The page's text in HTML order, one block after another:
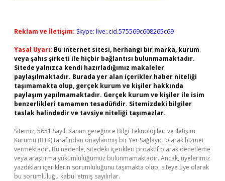
Reklam ve İletişim: Skype: live:.cid.575569c608265c69
Yasal Uyarı: Bu internet sitesi, herhangi bir marka, kurum
veya şahıs şirketi ile hiçbir bağlantısı bulunmamaktadır.
Sitede yalnızca kendi hazırladığımız makaleler
paylaşılmaktadır. Burada yer alan içerikler haber niteliği
taşımamakta olup, gerçek kurum ve kişiler hakkında
paylaşım yapılmamaktadır. Gerçek kurum ve kişiler ile isim
benzerlikleri tamamen tesadüfidir. Sitemizdeki bilgiler
taslak halindedir ve tavsiye niteliği taşımazlar.
Sitemiz, 5651 Sayılı Kanun gereğince Bilgi Teknolojileri ve İletişim
Kurumu (BTK) tarafından onaylanmış bir Yer Sağlayıcı olarak hizmet
vermektedir. Bu nedenle, sitedeki içerikleri proaktif olarak denetleme
veya araştırma yükümlülüğümüz bulunmamaktadır. Ancak, üyelerimiz
yazdıkları içeriklerin sorumluluğunu taşımakta olup, siteye üye olarak
bu sorumluluğu kabul etmiş sayılırlar.